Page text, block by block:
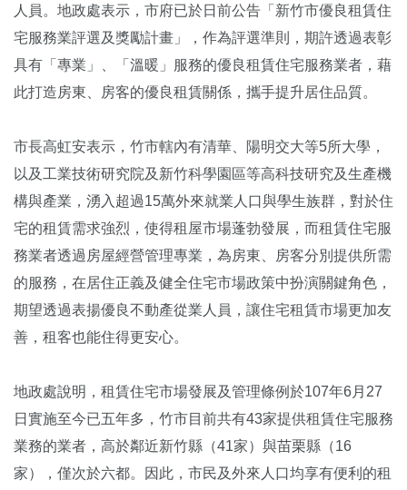
人員。地政處表示，市府已於日前公告「新竹市優良租賃住
宅服務業評選及獎勵計畫」，作為評選準則，期許透過表彰
具有「專業」、「溫暖」服務的優良租賃住宅服務業者，藉
此打造房東、房客的優良租賃關係，攜手提升居住品質。
市長高虹安表示，竹市轄內有清華、陽明交大等5所大學，
以及工業技術研究院及新竹科學園區等高科技研究及生產機
構與產業，湧入超過15萬外來就業人口與學生族群，對於住
宅的租賃需求強烈，使得租屋市場蓬勃發展，而租賃住宅服
務業者透過房屋經營管理專業，為房東、房客分別提供所需
的服務，在居住正義及健全住宅市場政策中扮演關鍵角色，
期望透過表揚優良不動產從業人員，讓住宅租賃市場更加友
善，租客也能住得更安心。
地政處說明，租賃住宅市場發展及管理條例於107年6月27
日實施至今已五年多，竹市目前共有43家提供租賃住宅服務
業務的業者，高於鄰近新竹縣（41家）與苗栗縣（16
家），僅次於六都。因此，市民及外來人口均享有便利的租